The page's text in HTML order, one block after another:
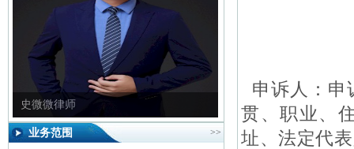
史微微律师
业务范围 >>
申诉人：申
贯、职业、
址、法定代